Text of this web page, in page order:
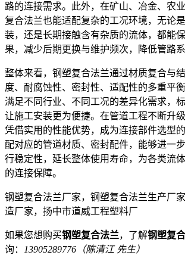
路的连接需求。此外，在矿山、冶金、农
复合法兰也能适配复杂的工况环境，无论
装，还是长期接触含有杂质的流体，都能
果，减少后期更换与维护频次，降低管路
整体来看，钢塑复合法兰通过材质复合与
度、耐腐蚀性、密封性、适配性的多重平
满足不同行业、不同工况的差异化需求，
让施工安装更为便捷。在管道工程不断升
凭借实用的性能优势，成为连接部件选型
配对应的管道材质、密封配件，能够进一
行稳定性，延长整体使用寿命，为各类流
的连接保障。
钢塑复合法兰厂家，钢塑复合法兰生产厂
造厂家，扬中市道威工程塑料厂
如果您想购买钢塑复合法兰，了解钢塑复
询：
13905289776（陈清江 先生）